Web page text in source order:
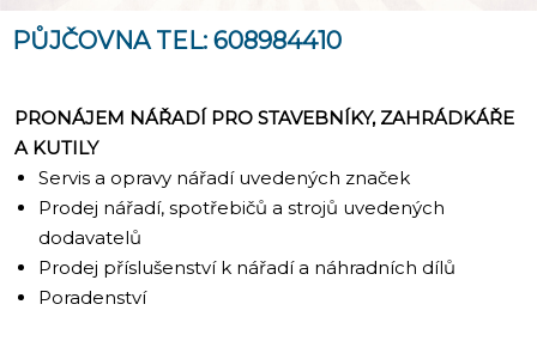
PŮJČOVNA TEL: 608984410
PRONÁJEM NÁŘADÍ PRO STAVEBNÍKY, ZAHRÁDKÁŘE
A KUTILY
Servis a opravy nářadí uvedených značek
Prodej nářadí, spotřebičů a strojů uvedených
dodavatelů
Prodej příslušenství k nářadí a náhradních dílů
Poradenství